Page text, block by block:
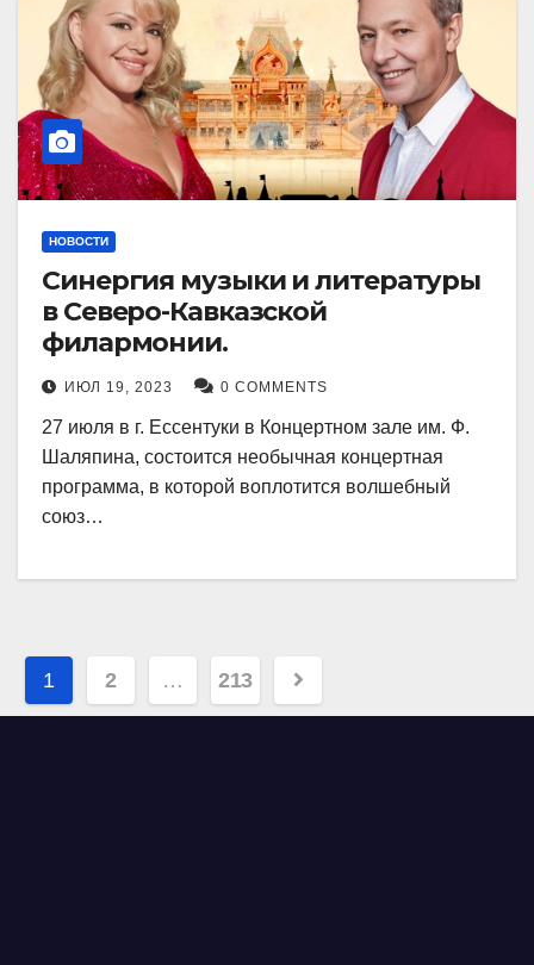
НОВОСТИ
Синергия музыки и литературы
в Северо-Кавказской
филармонии.
ИЮЛ 19, 2023 0 COMMENTS
27 июля в г. Ессентуки в Концертном зале им. Ф.
Шаляпина, состоится необычная концертная
программа, в которой воплотится волшебный
союз…
Навигация
по
1 2 … 213